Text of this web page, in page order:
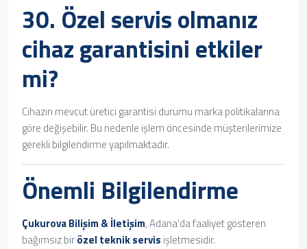
30. Özel servis olmanız
cihaz garantisini etkiler
mi?
Cihazın mevcut üretici garantisi durumu marka politikalarına
göre değişebilir. Bu nedenle işlem öncesinde müşterilerimize
gerekli bilgilendirme yapılmaktadır.
Önemli Bilgilendirme
Çukurova Bilişim & İletişim, Adana'da faaliyet gösteren
bağımsız birözel teknik servis işletmesidir.